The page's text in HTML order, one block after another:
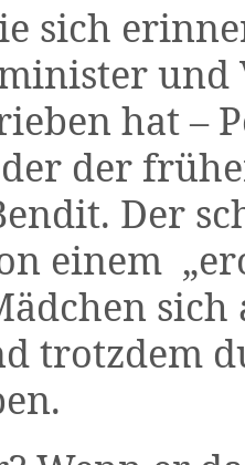
sich
und
hat –
der
Der
einem
sich
trotzdem